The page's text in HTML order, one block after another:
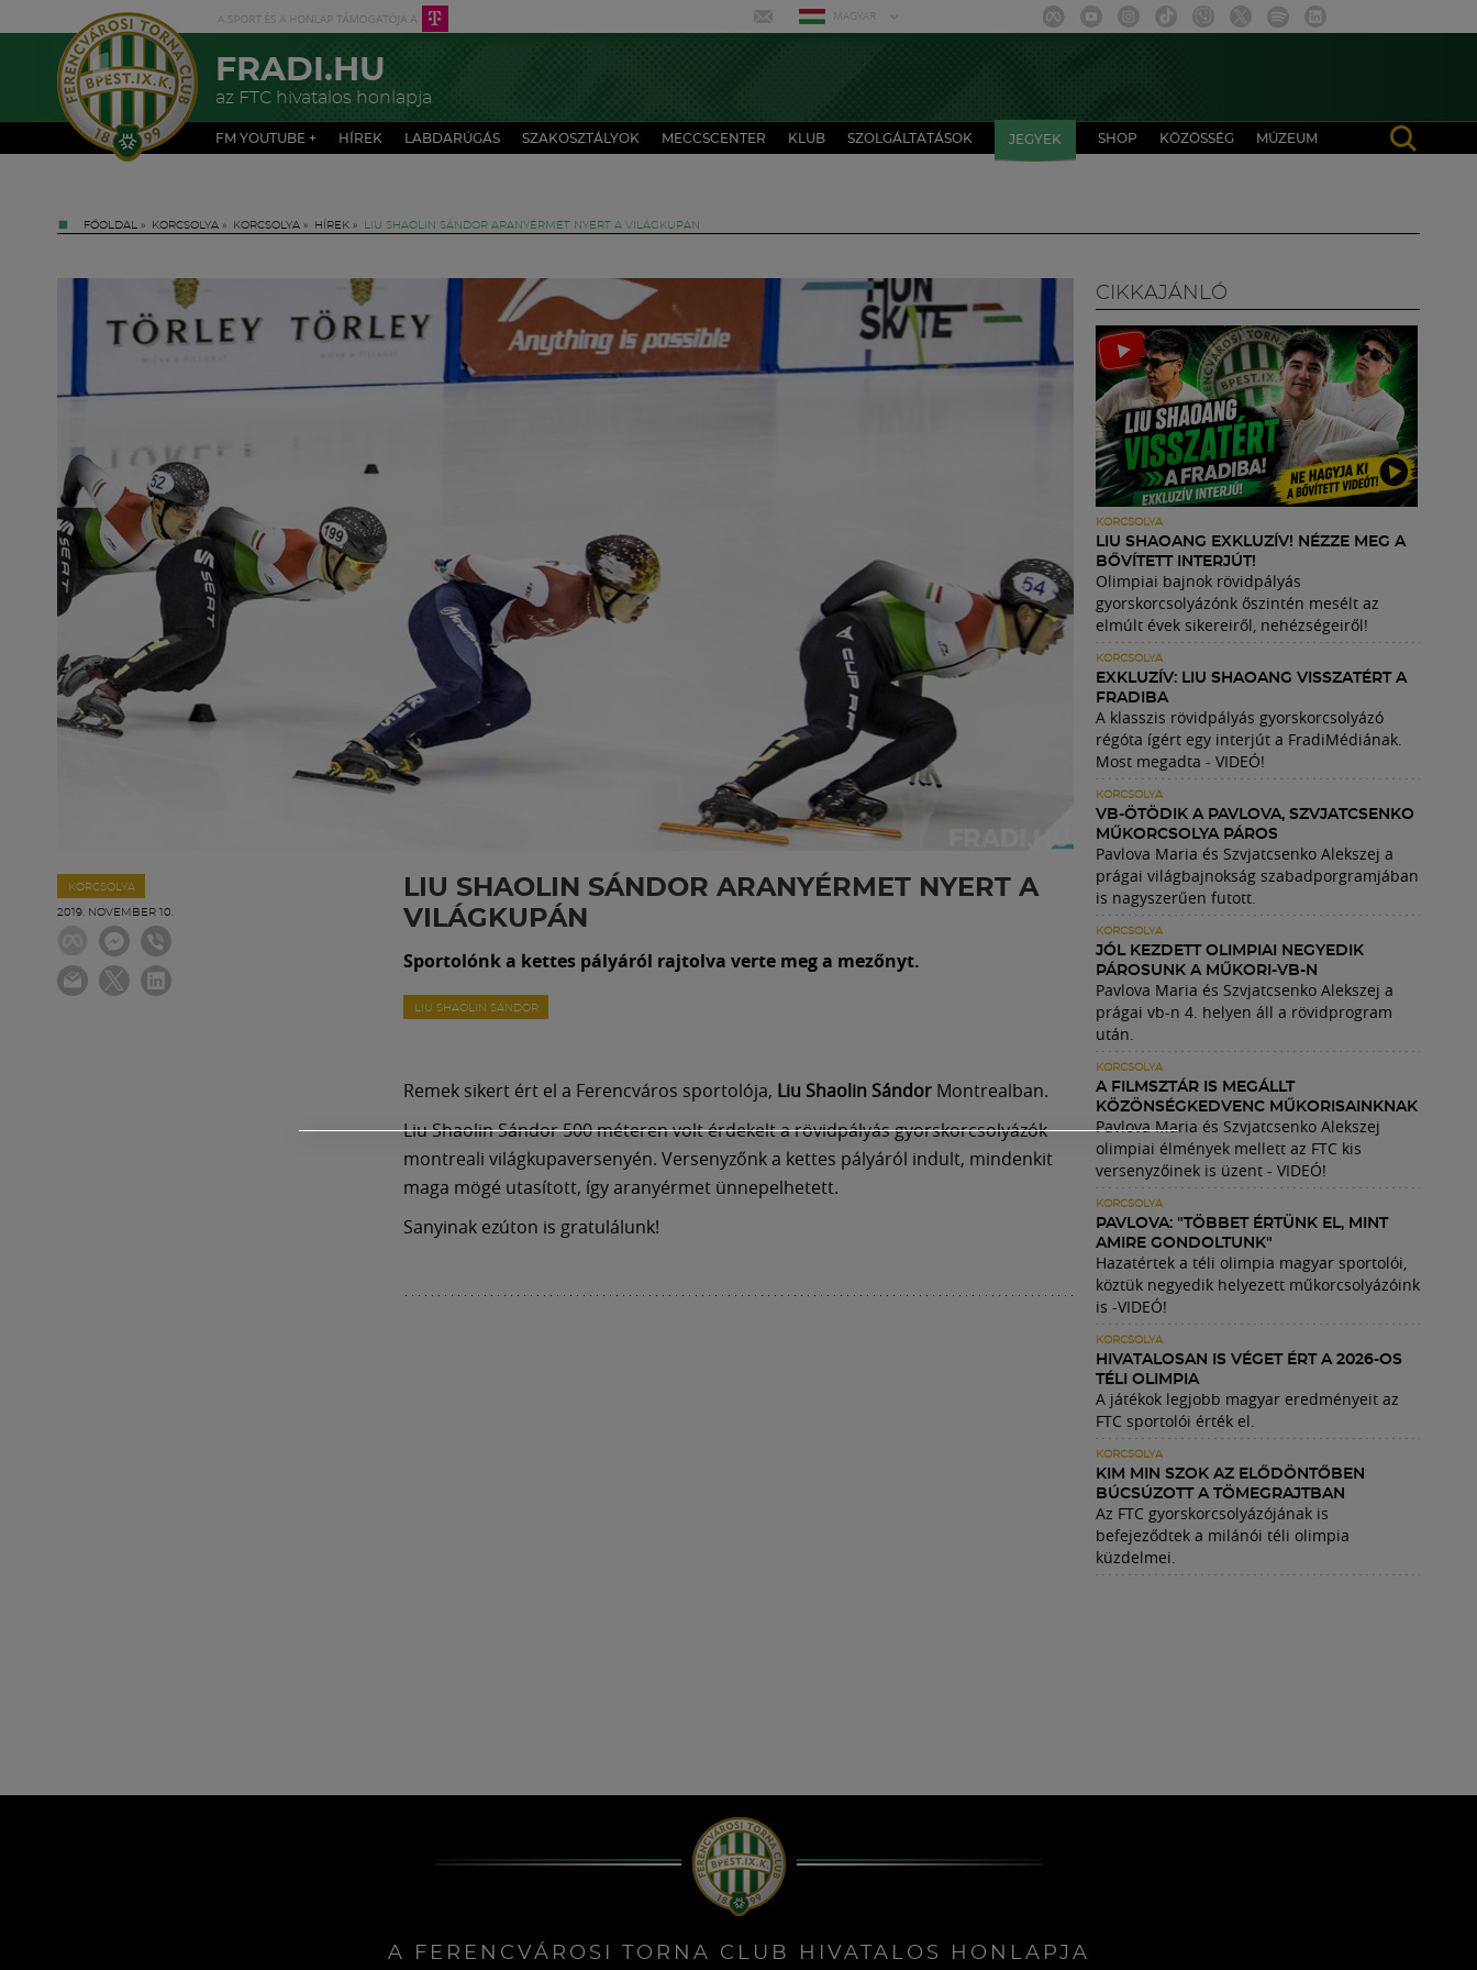
MAGYAR
FRADI.HU
az FTC hivatalos honlapja
FM YOUTUBE + HÍREK LABDARÚGÁS SZAKOSZTÁLYOK MECCSCENTER KLUB SZOLGÁLTATÁSOK JEGYEK SHOP KÖZÖSSÉG MÚZEUM
FŐOLDAL » KORCSOLYA » KORCSOLYA » HÍREK » LIU SHAOLIN SÁNDOR ARANYÉRMET NYERT A VILÁGKUPÁN
KORCSOLYA
2019. NOVEMBER 10.
LIU SHAOLIN SÁNDOR ARANYÉRMET NYERT A
VILÁGKUPÁN
Sportolónk a kettes pályáról rajtolva verte meg a mezőnyt.
LIU SHAOLIN SÁNDOR
Remek sikert ért el a Ferencváros sportolója, Liu Shaolin SándorMontrealban.
Liu Shaolin Sándor 500 méteren volt érdekelt a rövidpályás gyorskorcsolyázók
montreali világkupaversenyén. Versenyzőnk a kettes pályáról indult, mindenkit
maga mögé utasított, így aranyérmet ünnepelhetett.
Sanyinak ezúton is gratulálunk!
CIKKAJÁNLÓ
KORCSOLYA
LIU SHAOANG EXKLUZÍV! NÉZZE MEG A
BŐVÍTETT INTERJÚT!
Olimpiai bajnok rövidpályás
gyorskorcsolyázónk őszintén mesélt az
elmúlt évek sikereiről, nehézségeiről!
KORCSOLYA
EXKLUZÍV: LIU SHAOANG VISSZATÉRT A
FRADIBA
A klasszis rövidpályás gyorskorcsolyázó
régóta ígért egy interjút a FradiMédiának.
Most megadta - VIDEÓ!
KORCSOLYA
VB-ÖTÖDIK A PAVLOVA, SZVJATCSENKO
MŰKORCSOLYA PÁROS
Pavlova Maria és Szvjatcsenko Alekszej a
prágai világbajnokság szabadporgramjában
is nagyszerűen futott.
KORCSOLYA
JÓL KEZDETT OLIMPIAI NEGYEDIK
PÁROSUNK A MŰKORI-VB-N
Pavlova Maria és Szvjatcsenko Alekszej a
prágai vb-n 4. helyen áll a rövidprogram
után.
KORCSOLYA
A FILMSZTÁR IS MEGÁLLT
KÖZÖNSÉGKEDVENC MŰKORISAINKNAK
Pavlova Maria és Szvjatcsenko Alekszej
olimpiai élmények mellett az FTC kis
versenyzőinek is üzent - VIDEÓ!
KORCSOLYA
PAVLOVA: "TÖBBET ÉRTÜNK EL, MINT
AMIRE GONDOLTUNK"
Hazatértek a téli olimpia magyar sportolói,
köztük negyedik helyezett műkorcsolyázóink
is -VIDEÓ!
KORCSOLYA
HIVATALOSAN IS VÉGET ÉRT A 2026-OS
TÉLI OLIMPIA
A játékok legjobb magyar eredményeit az
FTC sportolói érték el.
KORCSOLYA
KIM MIN SZOK AZ ELŐDÖNTŐBEN
BÚCSÚZOTT A TÖMEGRAJTBAN
Az FTC gyorskorcsolyázójának is
befejeződtek a milánói téli olimpia
küzdelmei.
A FERENCVÁROSI TORNA CLUB HIVATALOS HONLAPJA